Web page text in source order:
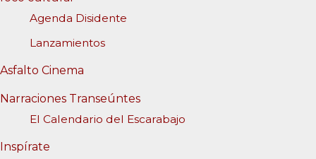
Agenda Disidente
Lanzamientos
Asfalto Cinema
Narraciones Transeúntes
El Calendario del Escarabajo
Inspírate